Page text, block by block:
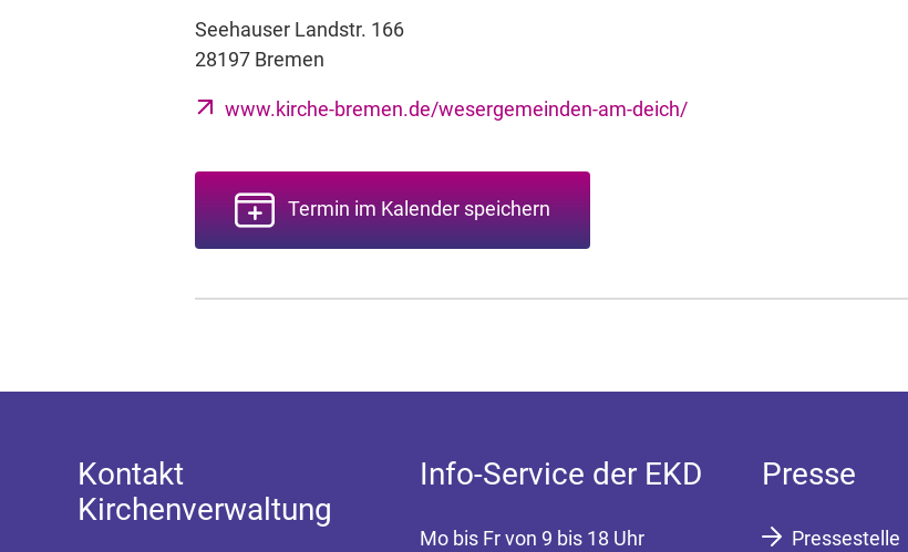
Seehauser Landstr. 166
28197 Bremen
www.kirche-bremen.de/wesergemeinden-am-deich/
Termin im Kalender speichern
Kontakt
Kirchenverwaltung
Info-Service der EKD
Mo bis Fr von 9 bis 18 Uhr
Presse
Pressestelle